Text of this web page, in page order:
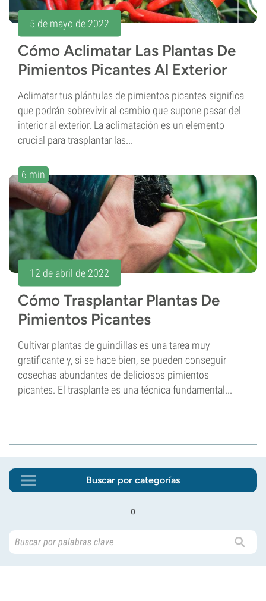
5 de mayo de 2022
Cómo Aclimatar Las Plantas De
Pimientos Picantes Al Exterior
Aclimatar tus plántulas de pimientos picantes significa
que podrán sobrevivir al cambio que supone pasar del
interior al exterior. La aclimatación es un elemento
crucial para trasplantar las...
6 min
12 de abril de 2022
Cómo Trasplantar Plantas De
Pimientos Picantes
Cultivar plantas de guindillas es una tarea muy
gratificante y, si se hace bien, se pueden conseguir
cosechas abundantes de deliciosos pimientos
picantes. El trasplante es una técnica fundamental...
Buscar por categorías
o